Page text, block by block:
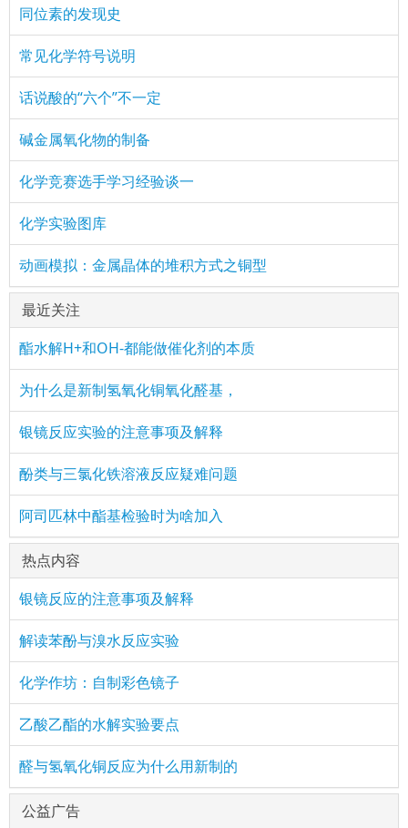
同位素的发现史
常见化学符号说明
话说酸的“六个”不一定
碱金属氧化物的制备
化学竞赛选手学习经验谈一
化学实验图库
动画模拟：金属晶体的堆积方式之铜型
最近关注
酯水解H+和OH-都能做催化剂的本质
为什么是新制氢氧化铜氧化醛基，
银镜反应实验的注意事项及解释
酚类与三氯化铁溶液反应疑难问题
阿司匹林中酯基检验时为啥加入
热点内容
银镜反应的注意事项及解释
解读苯酚与溴水反应实验
化学作坊：自制彩色镜子
乙酸乙酯的水解实验要点
醛与氢氧化铜反应为什么用新制的
公益广告